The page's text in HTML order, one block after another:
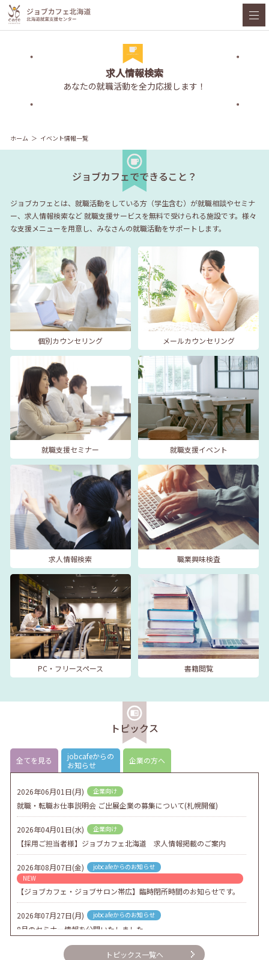
求人情報検索
あなたの就職活動を全力応援します！
ホーム イベント情報一覧
ジョブカフェでできること？
ジョブカフェとは、就職活動をしている方（学生含む）が就職相談やセミナ
ー、求人情報検索など就職支援サービスを無料で受けられる施設です。様々
な支援メニューを用意し、みなさんの就職活動をサポートします。
個別カウンセリング メールカウンセリング
就職支援セミナー 就職支援イベント
求人情報検索 職業興味検査
PC・フリースペース 書籍閲覧
トピックス
全てを見る
jobcafeからの
お知らせ
企業の方へ
2026年06月01日(月) 企業向け
就職・転職お仕事説明会 ご出展企業の募集について(札幌開催)
2026年04月01日(水) 企業向け
【採用ご担当者様】ジョブカフェ北海道 求人情報掲載のご案内
2026年08月07日(金)
jobcafeからのお知らせ
NEW
【ジョブカフェ・ジョブサロン帯広】臨時閉所時間のお知らせです。
2026年07月27日(月) jobcafeからのお知らせ
8月のセミナー情報を公開いたしました。
2026年07月01日(水) 企業向けトピックス一覧へ